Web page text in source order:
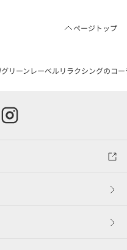
ページトップ
グリーンレーベルリラクシングのコ